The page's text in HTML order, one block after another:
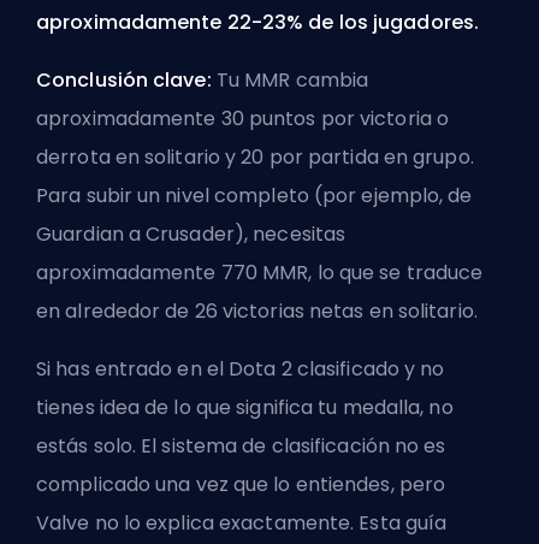
aproximadamente 22-23% de los jugadores.
Conclusión clave: Tu MMR cambia
aproximadamente 30 puntos por victoria o
derrota en solitario y 20 por partida en grupo.
Para subir un nivel completo (por ejemplo, de
Guardian a Crusader), necesitas
aproximadamente 770 MMR, lo que se traduce
en alrededor de 26 victorias netas en solitario.
Si has entrado en el Dota 2 clasificado y no
tienes idea de lo que significa tu medalla, no
estás solo. El sistema de clasificación no es
complicado una vez que lo entiendes, pero
Valve no lo explica exactamente. Esta guía